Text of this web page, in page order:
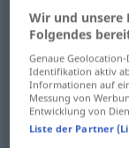
atar bündeln
hacerfardos de,
concentrar
Wir und unsere
Folgendes
Genaue
Identifikation aktiv
Informationen auf
Messung von
Entwicklung von
Liste der Partner